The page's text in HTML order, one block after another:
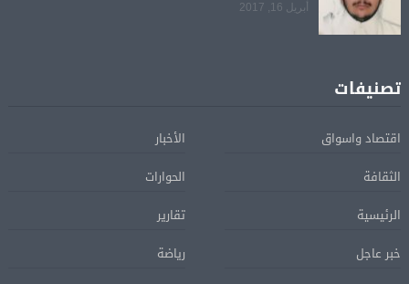
أبريل 16, 2017
تصنيفات
اقتصاد واسواق
الأخبار
الثقافة
الحوارات
الرئيسية
تقارير
خبر عاجل
رياضة